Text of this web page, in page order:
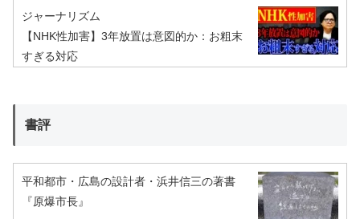
ジャーナリズム
【NHK性加害】3年放置は意図的か：お粗末
すぎる対応
書評
平和都市・広島の設計者・浜井信三の著書
『原爆市長』